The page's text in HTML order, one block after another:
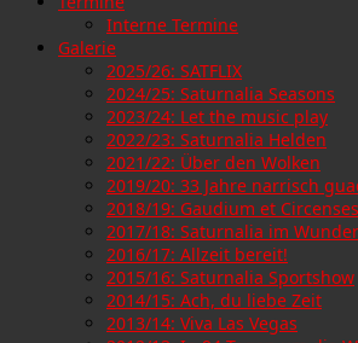
Interne Termine
Galerie
2025/26: SATFLIX
2024/25: Saturnalia Seasons
2023/24: Let the music play
2022/23: Saturnalia Helden
2021/22: Über den Wolken
2019/20: 33 Jahre narrisch
2018/19: Gaudium et Circenses
2017/18: Saturnalia im
2016/17: Allzeit bereit!
2015/16: Saturnalia Sportshow
2014/15: Ach, du liebe Zeit
2013/14: Viva Las Vegas